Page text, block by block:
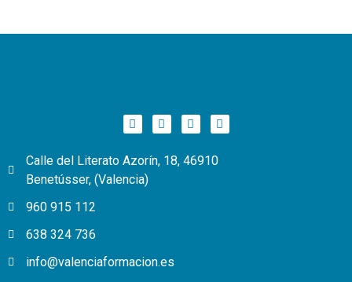
Calle del Literato Azorín, 18, 46910
Benetússer, (Valencia)
960 915 112
638 324 736
info@valenciaformacion.es